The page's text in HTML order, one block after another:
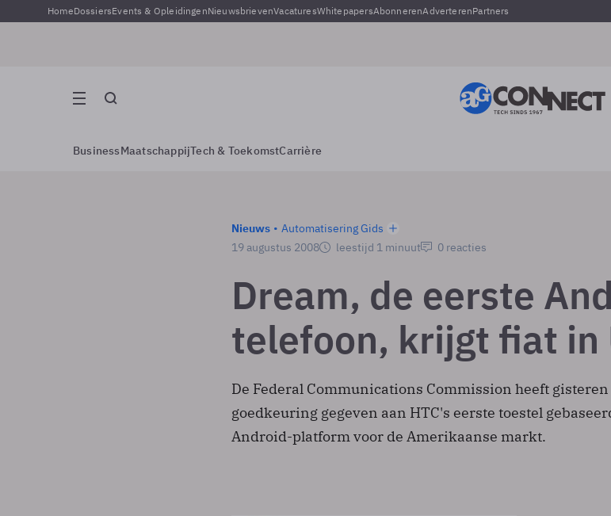
HomeDossiersEvents & OpleidingenNieuwsbrievenVacaturesWhitepapersAbonnerenAdverterenPartners
BusinessMaatschappijTech & ToekomstCarrière
Nieuws
Automatisering Gids
19 augustus 2008
leestijd 1 minuut 0 reacties
Dream, de eerste
telefoon, krijgt fiat in
De Federal Communications Commission heeft
goedkeuring gegeven aan HTC's eerste toestel
Android-platform voor de Amerikaanse markt.